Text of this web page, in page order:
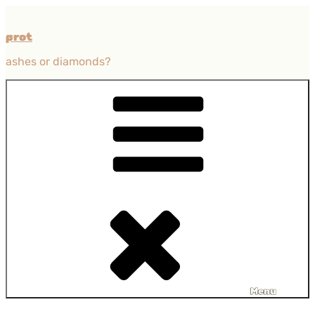
treści
prot
ashes or diamonds?
Menu